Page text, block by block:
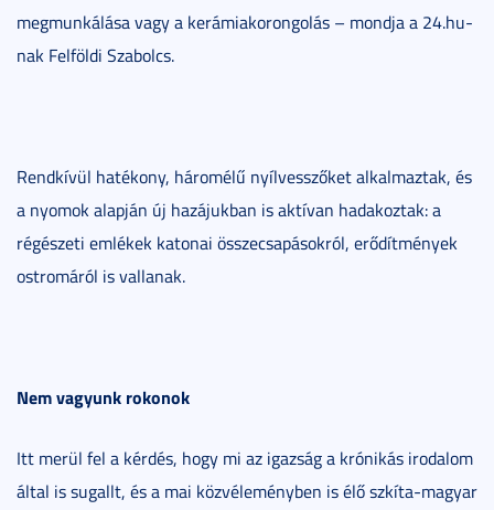
megmunkálása vagy a kerámiakorongolás – mondja a 24.hu-
nak Felföldi Szabolcs.
Rendkívül hatékony, háromélű nyílvesszőket alkalmaztak, és
a nyomok alapján új hazájukban is aktívan hadakoztak: a
régészeti emlékek katonai összecsapásokról, erődítmények
ostromáról is vallanak.
Nem vagyunk rokonok
Itt merül fel a kérdés, hogy mi az igazság a krónikás irodalom
által is sugallt, és a mai közvéleményben is élő szkíta-magyar